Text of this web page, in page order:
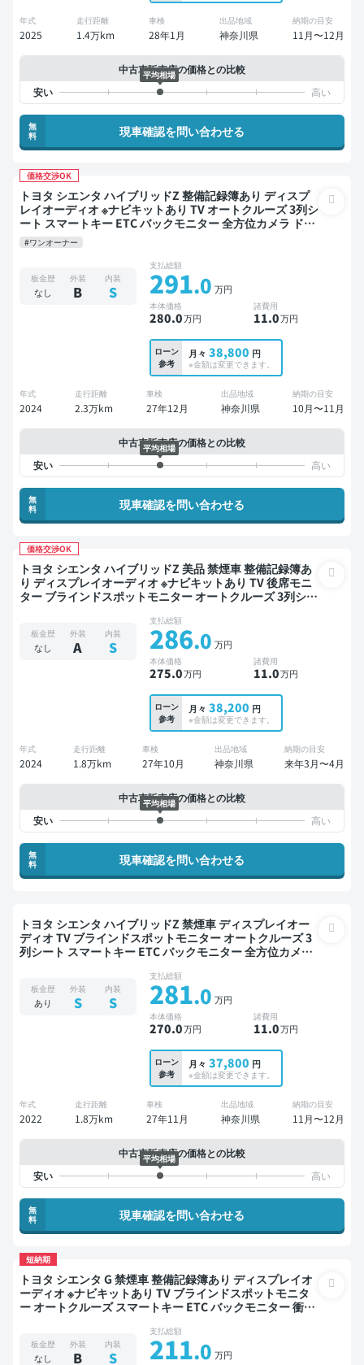
年式
2025
走行距離
1.4万km
車検
28年1月
出品地域
神奈川県
納期の目安
11月〜12月
中古車販売店の価格との比較
平均相場
無
料
現車確認を問い合わせる
価格交渉OK
トヨタ シエンタ ハイブリッドZ 整備記録簿あり ディスプ
レイオーディオ ※ナビキットあり TV オートクルーズ 3列シ
ート スマートキー ETC バックモニター 全方位カメラ ドラ
イブレコーダー 衝突軽減 両側電動スライドドア 7人乗り
#ワンオーナー
板金歴
なし
外装
B
内装
S
支払総額
291.0 万円
本体価格
280.0万円
諸費用
11.0万円
ローン
参考
月々 38,800 円
※金額は変更できます。
年式
2024
走行距離
2.3万km
車検
27年12月
出品地域
神奈川県
納期の目安
10月〜11月
中古車販売店の価格との比較
平均相場
無
料
現車確認を問い合わせる
価格交渉OK
トヨタ シエンタ ハイブリッドZ 美品 禁煙車 整備記録簿あ
り ディスプレイオーディオ ※ナビキットあり TV 後席モニ
ター ブラインドスポットモニター オートクルーズ 3列シー
ブレコーダー 衝突軽減 両側電動スライドドア 7人乗り
板金歴
なし
外装
A
内装
S
支払総額
286.0 万円
本体価格
275.0万円
諸費用
11.0万円
ローン
参考
月々 38,200 円
※金額は変更できます。
年式
2024
走行距離
1.8万km
車検
27年10月
出品地域
神奈川県
納期の目安
来年3月〜4月
中古車販売店の価格との比較
平均相場
無
料
現車確認を問い合わせる
トヨタ シエンタ ハイブリッドZ 禁煙車 ディスプレイオー
ディオ TV ブラインドスポットモニター オートクルーズ 3
列シート スマートキー ETC バックモニター 全方位カメラ
電動スライドドア 7人乗り
板金歴
あり
外装
S
内装
S
支払総額
281.0 万円
本体価格
270.0万円
諸費用
11.0万円
ローン
参考
月々 37,800 円
※金額は変更できます。
年式
2022
走行距離
1.8万km
車検
27年11月
出品地域
神奈川県
納期の目安
11月〜12月
中古車販売店の価格との比較
平均相場
無
料
現車確認を問い合わせる
短納期
トヨタ シエンタ G 禁煙車 整備記録簿あり ディスプレイオ
ーディオ ※ナビキットあり TV ブラインドスポットモニタ
ー オートクルーズ スマートキー ETC バックモニター 衝突
板金歴
なし
外装
B
内装
S
支払総額
211.0 万円